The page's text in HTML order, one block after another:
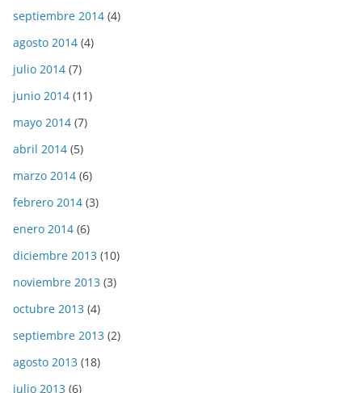
septiembre 2014 (4)
agosto 2014 (4)
julio 2014 (7)
junio 2014 (11)
mayo 2014 (7)
abril 2014 (5)
marzo 2014 (6)
febrero 2014 (3)
enero 2014 (6)
diciembre 2013 (10)
noviembre 2013 (3)
octubre 2013 (4)
septiembre 2013 (2)
agosto 2013 (18)
julio 2013 (6)